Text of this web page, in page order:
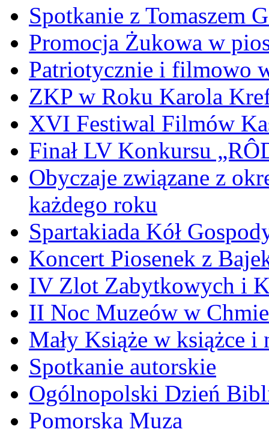
Spotkanie z Tomaszem
Promocja Żukowa w
Patriotycznie i filmowo
ZKP w Roku Karola
XVI Festiwal Filmów
Finał LV Konkursu
Obyczaje związane z
każdego roku
Spartakiada Kół
Koncert Piosenek z
IV Zlot Zabytkowych i
II Noc Muzeów w
Mały Książe w książce i
Spotkanie autorskie
Ogólnopolski Dzień
Pomorska Muza